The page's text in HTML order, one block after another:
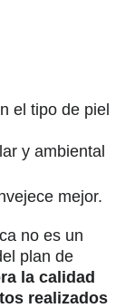
el tipo de piel
y ambiental
mejor.
no es un
plan de
la calidad
realizados